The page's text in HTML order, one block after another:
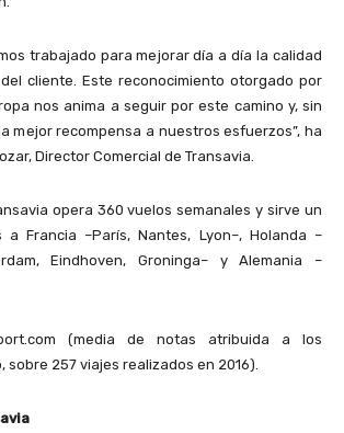
trabajado para mejorar día a día la calidad
cliente. Este reconocimiento otorgado por
nos anima a seguir por este camino y, sin
mejor recompensa a nuestros esfuerzos”, ha
Director Comercial de Transavia.
opera 360 vuelos semanales y sirve un
Francia –París, Nantes, Lyon–, Holanda –
Eindhoven, Groninga– y Alemania –
(media de notas atribuida a los
sobre 257 viajes realizados en 2016).